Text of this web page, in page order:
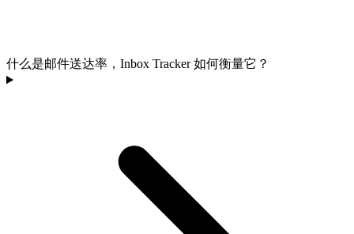
什么是邮件送达率，Inbox Tracker 如何衡量它？